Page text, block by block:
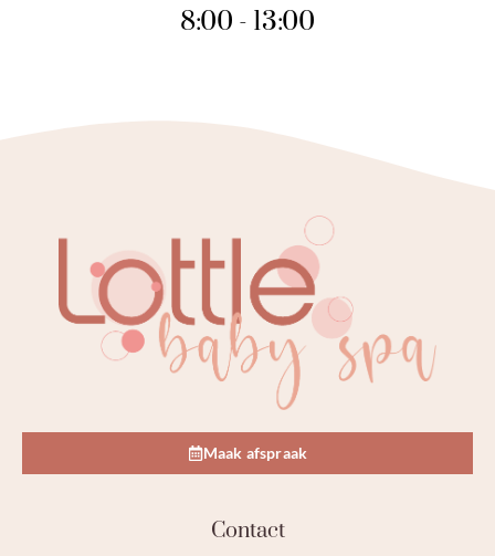
8:00 - 13:00
Maak afspraak
Contact